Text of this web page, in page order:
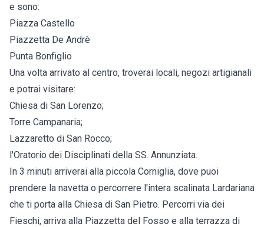
e sono:
Piazza Castello
Piazzetta De Andrè
Punta Bonfiglio
Una volta arrivato al centro, troverai locali, negozi artigianali
e potrai visitare:
Chiesa di San Lorenzo;
Torre Campanaria;
Lazzaretto di San Rocco;
l'Oratorio dei Disciplinati della SS. Annunziata.
In 3 minuti arriverai alla piccola Corniglia, dove puoi
prendere la navetta o percorrere l'intera scalinata Lardariana
che ti porta alla Chiesa di San Pietro. Percorri via dei
Fieschi, arriva alla Piazzetta del Fosso e alla terrazza di